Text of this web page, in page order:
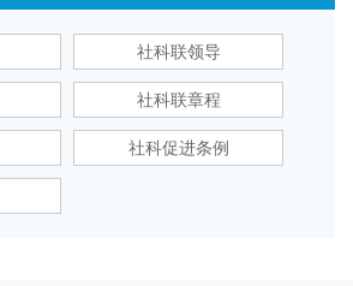
社科联领导
社科联章程
社科促进条例